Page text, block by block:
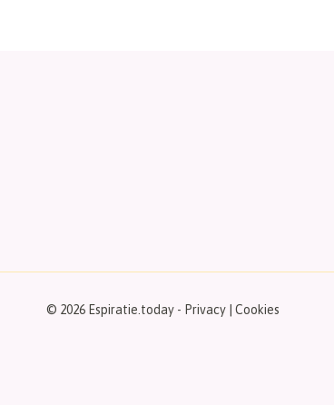
© 2026 Espiratie.today - Privacy Cookies